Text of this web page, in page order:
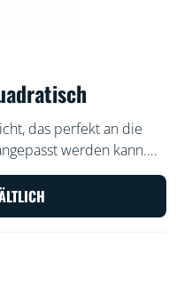
das perfekt an die
werden kann.
einfache Installation
komfortablen und
des Raums.